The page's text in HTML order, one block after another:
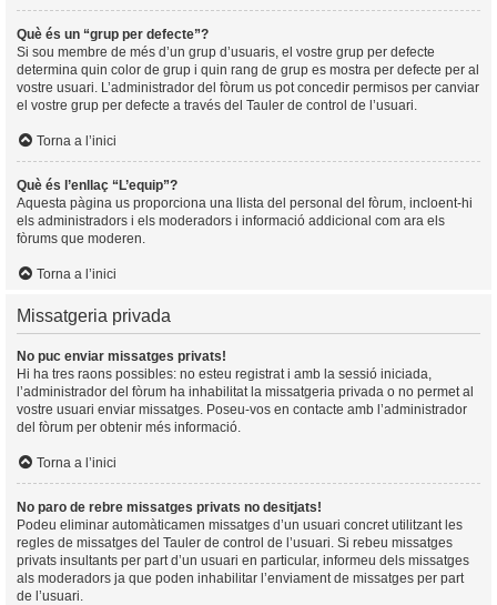
Què és un “grup per defecte”?
Si sou membre de més d’un grup d’usuaris, el vostre grup per defecte
determina quin color de grup i quin rang de grup es mostra per defecte per al
vostre usuari. L’administrador del fòrum us pot concedir permisos per canviar
el vostre grup per defecte a través del Tauler de control de l’usuari.
Torna a l’inici
Què és l’enllaç “L’equip”?
Aquesta pàgina us proporciona una llista del personal del fòrum, incloent-hi
els administradors i els moderadors i informació addicional com ara els
fòrums que moderen.
Torna a l’inici
Missatgeria privada
No puc enviar missatges privats!
Hi ha tres raons possibles: no esteu registrat i amb la sessió iniciada,
l’administrador del fòrum ha inhabilitat la missatgeria privada o no permet al
vostre usuari enviar missatges. Poseu-vos en contacte amb l’administrador
del fòrum per obtenir més informació.
Torna a l’inici
No paro de rebre missatges privats no desitjats!
Podeu eliminar automàticamen missatges d’un usuari concret utilitzant les
regles de missatges del Tauler de control de l’usuari. Si rebeu missatges
privats insultants per part d’un usuari en particular, informeu dels missatges
als moderadors ja que poden inhabilitar l’enviament de missatges per part
de l’usuari.